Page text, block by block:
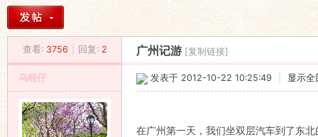
» › ›
查看: 3756 回复: 2 广州记游 [复制链接]
乌程仔 发表于 2012-10-22 10:25:49 显示全
在广州第一天，我们坐双层汽车到了东